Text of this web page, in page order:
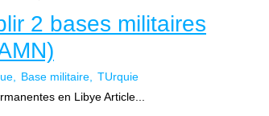
2 bases militaires
Base militaire
TUrquie
en Libye Article...